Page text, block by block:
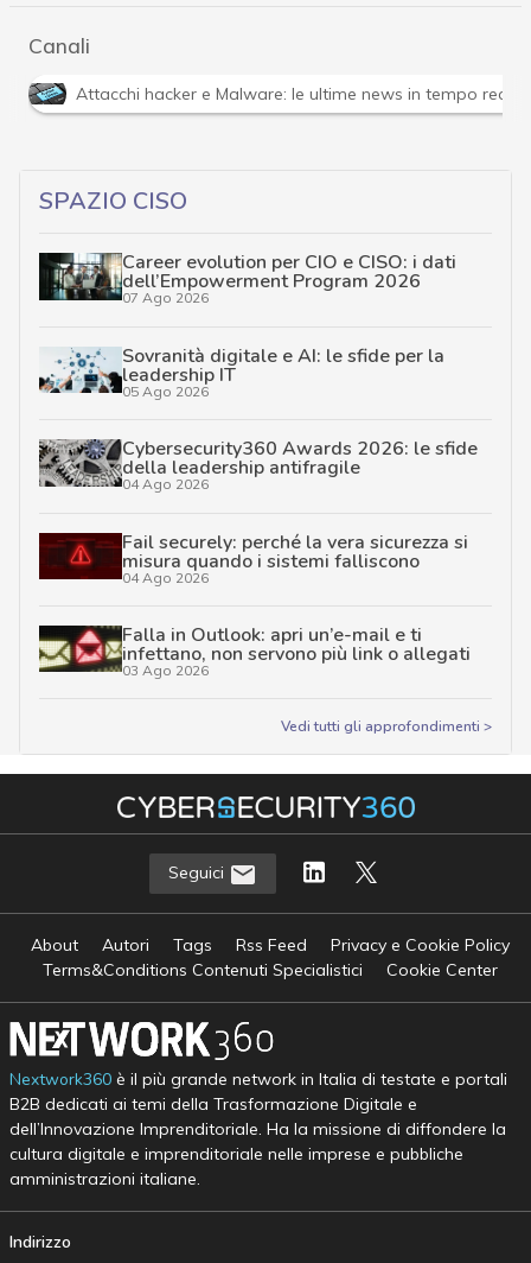
Canali
Attacchi hacker e Malware: le ultime news in tempo
SPAZIO CISO
Career evolution per CIO e CISO: i dati
dell’Empowerment Program 2026
07 Ago 2026
Sovranità digitale e AI: le sfide per la
leadership IT
05 Ago 2026
Cybersecurity360 Awards 2026: le sfide
della leadership antifragile
04 Ago 2026
Fail securely: perché la vera sicurezza si
misura quando i sistemi falliscono
04 Ago 2026
Falla in Outlook: apri un’e-mail e ti
infettano, non servono più link o allegati
03 Ago 2026
Vedi tutti gli approfondimenti >
Seguici
About Autori Tags Rss Feed
Privacy e Cookie Policy
Terms&Conditions Contenuti Specialistici
Cookie Center
Nextwork360è il più grande network in Italia di testate e portali
B2B dedicati ai temi della Trasformazione Digitale e
dell’Innovazione Imprenditoriale. Ha la missione di diffondere la
cultura digitale e imprenditoriale nelle imprese e pubbliche
amministrazioni italiane.
Indirizzo